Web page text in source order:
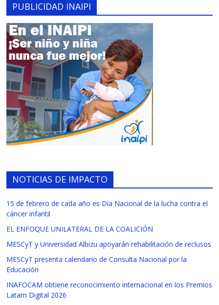
PUBLICIDAD INAIPI
NOTICIAS DE IMPACTO
15 de febrero de cada año es Día Nacional de la lucha contra el
cáncer infantil
EL ENFOQUE UNILATERAL DE LA COALICIÓN
MESCyT y Universidad Albizu apoyarán rehabilitación de reclusos
MESCyT presenta calendario de Consulta Nacional por la
Educación
INAFOCAM obtiene reconocimiento internacional en los Premios
Latam Digital 2026